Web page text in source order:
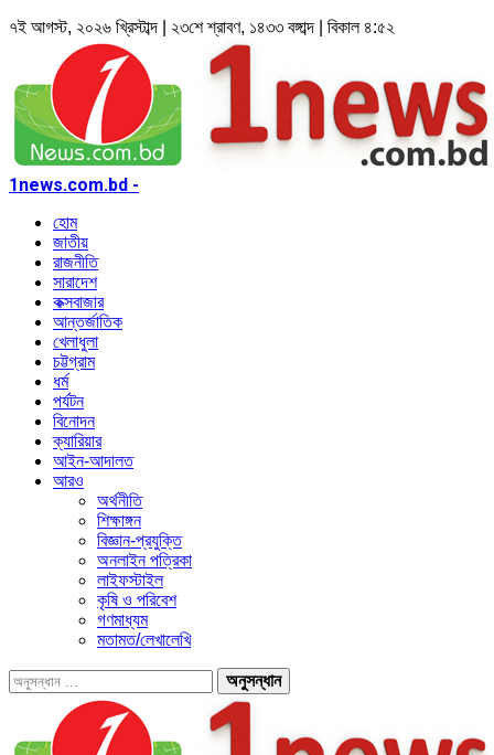
৭ই আগস্ট, ২০২৬ খ্রিস্টাব্দ | ২৩শে শ্রাবণ, ১৪৩৩ বঙ্গাব্দ | বিকাল ৪:৫২
1news.com.bd -
হোম
জাতীয়
রাজনীতি
সারাদেশ
কক্সবাজার
আন্তর্জাতিক
খেলাধুলা
চট্টগ্রাম
ধর্ম
পর্যটন
বিনোদন
ক্যারিয়ার
আইন-আদালত
আরও
অর্থনীতি
শিক্ষাঙ্গন
বিজ্ঞান-প্রযুক্তি
অনলাইন পত্রিকা
লাইফস্টাইল
কৃষি ও পরিবেশ
গণমাধ্যম
মতামত/লেখালেখি